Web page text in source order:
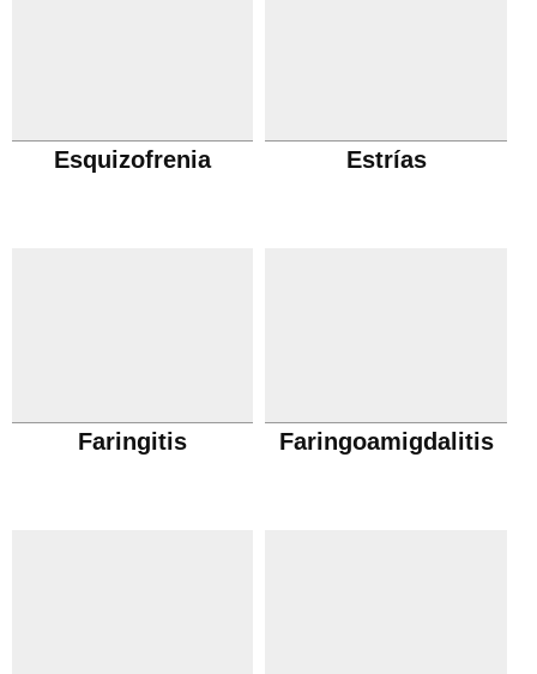
Esquizofrenia Estrías
Faringitis Faringoamigdalitis